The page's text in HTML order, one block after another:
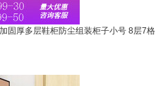
固厚多层鞋柜防尘组装柜子小号 8层7格